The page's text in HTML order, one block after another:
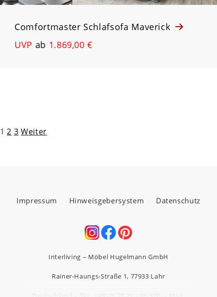
Comfortmaster Schlafsofa Maverick
UVP ab 1.869,00 €
Seitennummerierung
der
1 2 3 Weiter
Impressum Hinweisgebersystem Datenschutz
Interliving – Möbel Hugelmann GmbH
Rainer-Haungs-Straße 1, 77933 Lahr